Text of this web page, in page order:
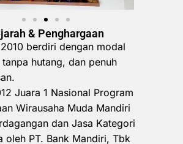
& Penghargaan
berdiri dengan modal
hutang, dan penuh
Juara 1 Nasional Program
Wirausaha Muda Mandiri
dan Jasa Kategori
oleh PT. Bank Mandiri, Tbk